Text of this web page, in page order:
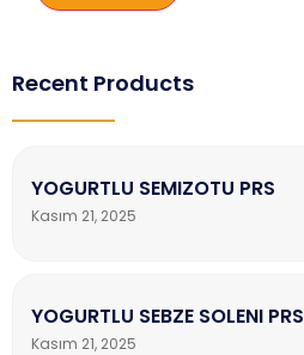
Recent Products
YOGURTLU SEMIZOTU PRS
Kasım 21, 2025
YOGURTLU SEBZE SOLENI PRS
Kasım 21, 2025